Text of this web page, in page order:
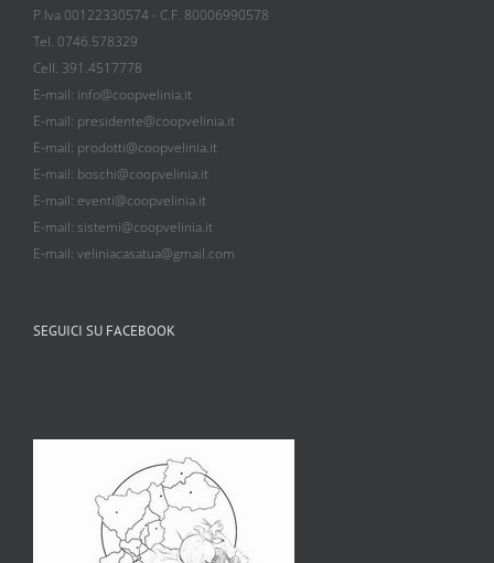
P.Iva 00122330574 - C.F. 80006990578
Tel. 0746.578329
Cell. 391.4517778
E-mail: info@coopvelinia.it
E-mail: presidente@coopvelinia.it
E-mail: prodotti@coopvelinia.it
E-mail: boschi@coopvelinia.it
E-mail: eventi@coopvelinia.it
E-mail: sistemi@coopvelinia.it
E-mail: veliniacasatua@gmail.com
SEGUICI SU FACEBOOK